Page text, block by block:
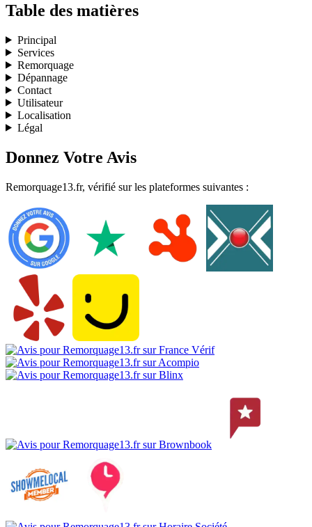
Table des matières
Principal
Services
Remorquage
Dépannage
Contact
Utilisateur
Localisation
Légal
Donnez Votre Avis
Remorquage13.fr, vérifié sur les plateformes suivantes :